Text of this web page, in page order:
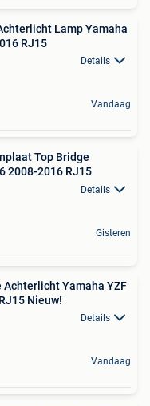
Lamp Yamaha
RJ15
Details
Vandaag
Top Bridge
2008-2016 RJ15
Details
Gisteren
Achterlicht Yamaha YZF
Nieuw!
Details
Vandaag